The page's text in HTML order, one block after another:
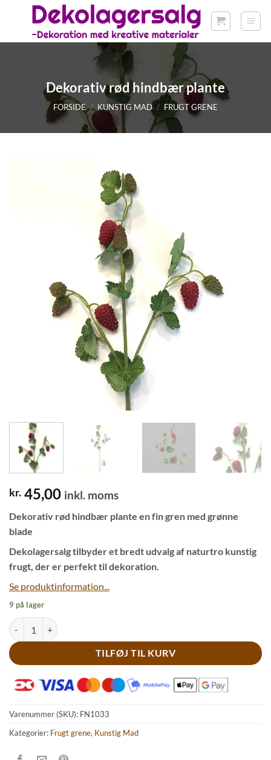
Fortsæt
Dekorativ rød hindbær plante
FORSIDE / KUNSTIG MAD / FRUGT GRENE
kr. 45,00 inkl. moms
Dekorativ rød hindbær plante en fin gren med grønne
blade
Dekolagersalg tilbyder et bredt udvalg af naturtro kunstig
frugt, der er perfekt til dekoration.
Se produktinformation...
9 på lager
Dekorativ rød hindbær plante antal
TILFØJ TIL KURV
Varenummer (SKU): FN1033
Kategorier: Frugt grene, Kunstig Mad